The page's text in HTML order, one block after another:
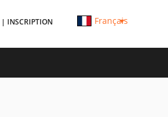
| INSCRIPTION Français